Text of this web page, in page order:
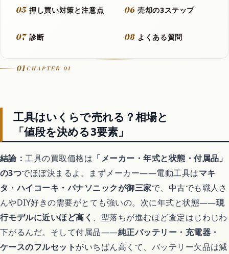
Let It Go
音楽カバー動画
歴代アニメランキング
異世界転生アニメ
恋愛アニメ
05 押し買い対策と注意点 06 売却の3ステップ
07 診断 08 よくある質問
01CHAPTER 01
工具はいくらで売れる？相場と
「値段を決める3要素」
結論：工具の買取価格は 「メーカー・年式と状態・付属品」
の3つでほぼ決まるよ。まずメーカー——電動工具はマキ
タ・ハイコーキ・パナソニックが御三家で、中古でも職人さ
んやDIY好きの需要がとても強いの。次に年式と状態——現
行モデルに近いほど高く 、型落ちが進むほど査定はじわじわ
下がるんだ。そして付属品——純正バッテリー・充電器・
ケースのフルセットがいちばん高くて、バッテリー欠品は減